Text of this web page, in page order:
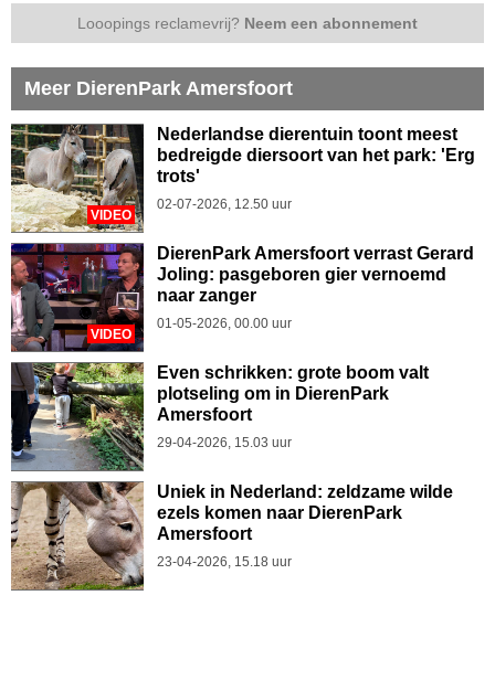
Looopings reclamevrij? Neem een abonnement
Meer DierenPark Amersfoort
VIDEO
Nederlandse dierentuin toont meest
bedreigde diersoort van het park: 'Erg
trots'
02-07-2026, 12.50 uur
VIDEO
DierenPark Amersfoort verrast Gerard
Joling: pasgeboren gier vernoemd
naar zanger
01-05-2026, 00.00 uur
Even schrikken: grote boom valt
plotseling om in DierenPark
Amersfoort
29-04-2026, 15.03 uur
Uniek in Nederland: zeldzame wilde
ezels komen naar DierenPark
Amersfoort
23-04-2026, 15.18 uur